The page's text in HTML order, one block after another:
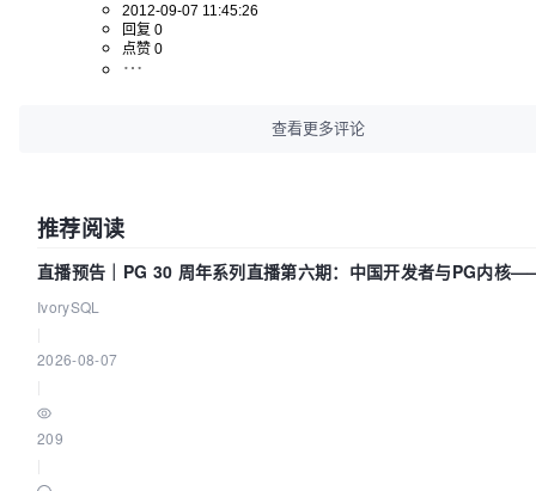
2012-09-07 11:45:26
回复 0
点赞 0
查看更多评论
推荐阅读
直播预告｜PG 30 周年系列直播第六期：中国开发者与PG内核
得动吗？我们贡献了什么？
IvorySQL
2026-08-07
209